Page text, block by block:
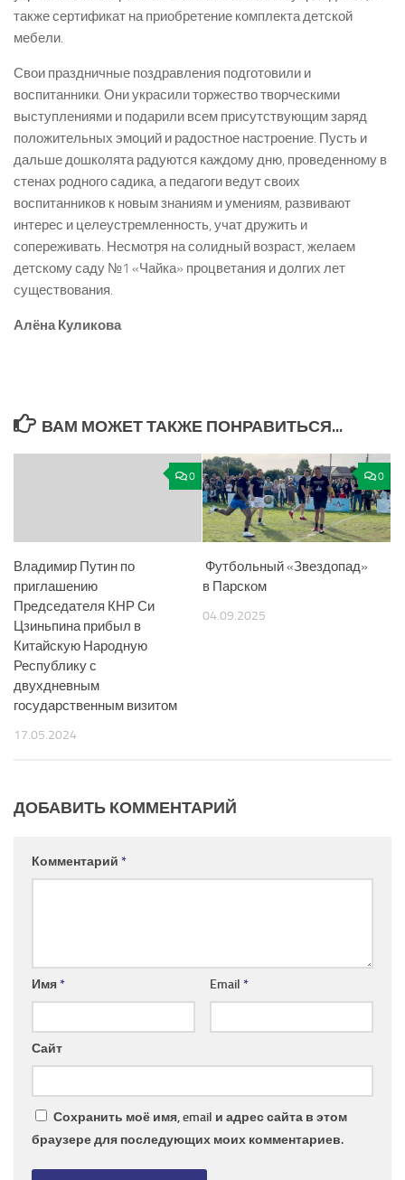
также сертификат на приобретение комплекта детской
мебели.
Свои праздничные поздравления подготовили и
воспитанники. Они украсили торжество творческими
выступлениями и подарили всем присутствующим заряд
положительных эмоций и радостное настроение. Пусть и
дальше дошколята радуются каждому дню, проведенному в
стенах родного садика, а педагоги ведут своих
воспитанников к новым знаниям и умениям, развивают
интерес и целеустремленность, учат дружить и
сопереживать. Несмотря на солидный возраст, желаем
детскому саду №1 «Чайка» процветания и долгих лет
существования.
Алёна Куликова
ВАМ МОЖЕТ ТАКЖЕ ПОНРАВИТЬСЯ...
0
Владимир Путин по
приглашению
Председателя КНР Си
Цзиньпина прибыл в
Китайскую Народную
Республику с
двухдневным
государственным визитом
17.05.2024
0
Футбольный «Звездопад»
в Парском
04.09.2025
ДОБАВИТЬ КОММЕНТАРИЙ
Комментарий *
Имя* Email *
Сайт
Сохранить моё имя, email и адрес сайта в этом
браузере для последующих моих комментариев.